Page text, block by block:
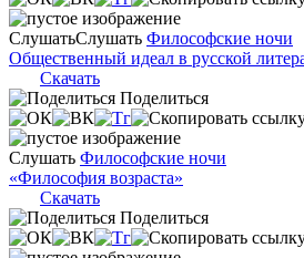
СлушатьСлушать Философские ночи
Общественный идеал в русской
Скачать
Поделиться
Слушать Философские ночи
«Философия возраста»
Скачать
Поделиться